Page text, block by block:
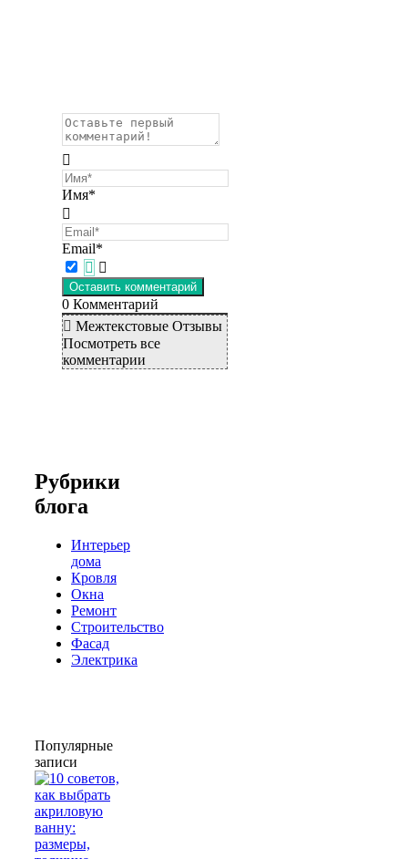
Имя*
Email*
0 Комментарий
Межтекстовые Отзывы
Посмотреть все
комментарии
Рубрики
блога
Интерьер
дома
Кровля
Окна
Ремонт
Строительство
Фасад
Электрика
Популярные
записи